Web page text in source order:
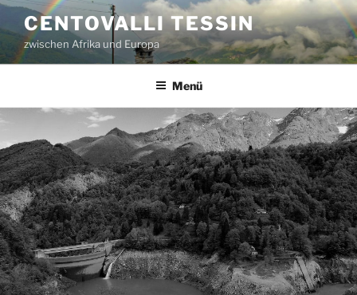
Zum
Inhalt
springen
CENTOVALLI TESSIN
zwischen Afrika und Europa
Menü